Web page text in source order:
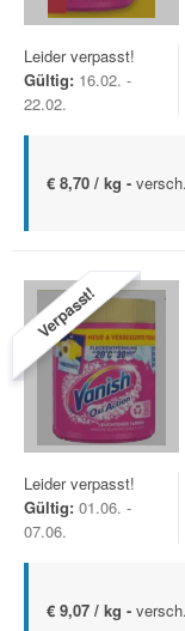
Leider verpasst!
Gültig: 16.02. -
22.02.
€ 8,70 / kg -
Verpasst!
Leider verpasst!
Gültig: 01.06. -
07.06.
€ 9,07 / kg -